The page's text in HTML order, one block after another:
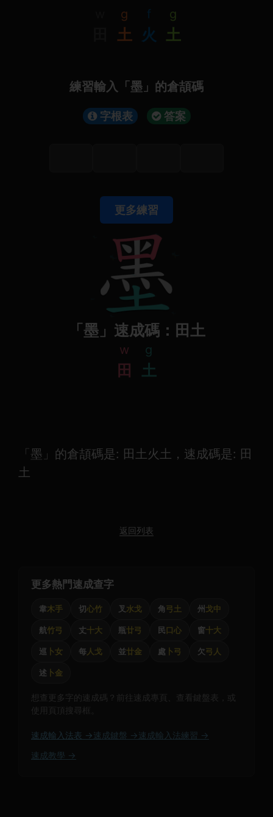
g
土
f
火
g
土
練習輸入「墨」的倉頡碼
字根表 答案
更多練習
「墨」速成碼：田土
w
田
g
土
「墨」的倉頡碼是: 田土火土，速成碼是: 田
土
返回列表
更多熱門速成查字
韋木手 切心竹 叉 水戈 角弓土 州 戈中
航竹弓 丈十大 瓶廿弓 民口心 窗十大
巡 卜女 每人戈 並廿金 處 卜弓 欠弓人
述 卜金
想查更多字的速成碼？前往速成專頁、查看鍵盤表，或
使用頁頂搜尋框。
速成輸入法表 → 速成鍵盤 → 速成輸入法練習 →
速成教學 →